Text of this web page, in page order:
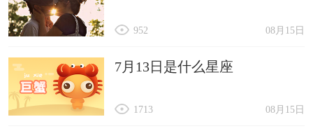
08月15日
952
7月13日是什么星座
08月15日
1713